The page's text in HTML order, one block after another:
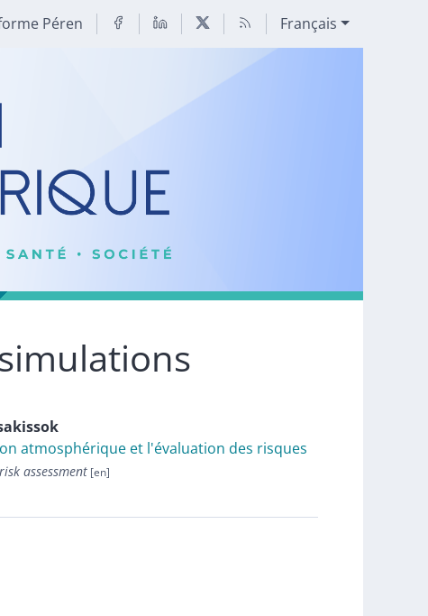
Péren Français
atmosphérique et l'évaluation des risques
assessment